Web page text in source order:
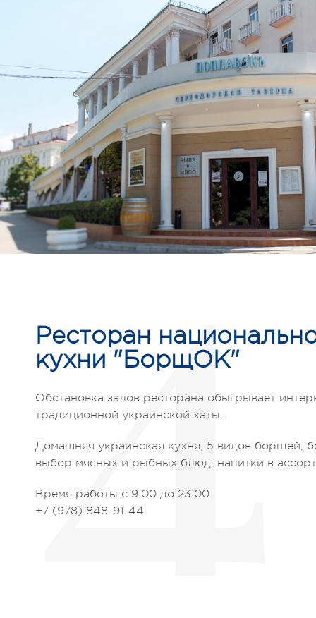
4
Ресторан
кухни "БорщОК"
Обстановка залов ресторана обыгрывает
традиционной украинской хаты.
Домашняя украинская кухня, 5 видов борщей,
выбор мясных и рыбных блюд, напитки в
Время работы с 9:00 до 23:00
+7 (978) 848-91-44